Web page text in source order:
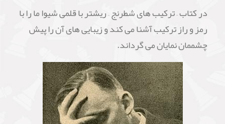
در کتاب – ترکیب های شطرنج – ریشتر با قلمی شیوا ما را با
رمز و راز ترکیب آشنا می کند و زیبایی های آن را پیش
چشممان نمایان می گرداند.